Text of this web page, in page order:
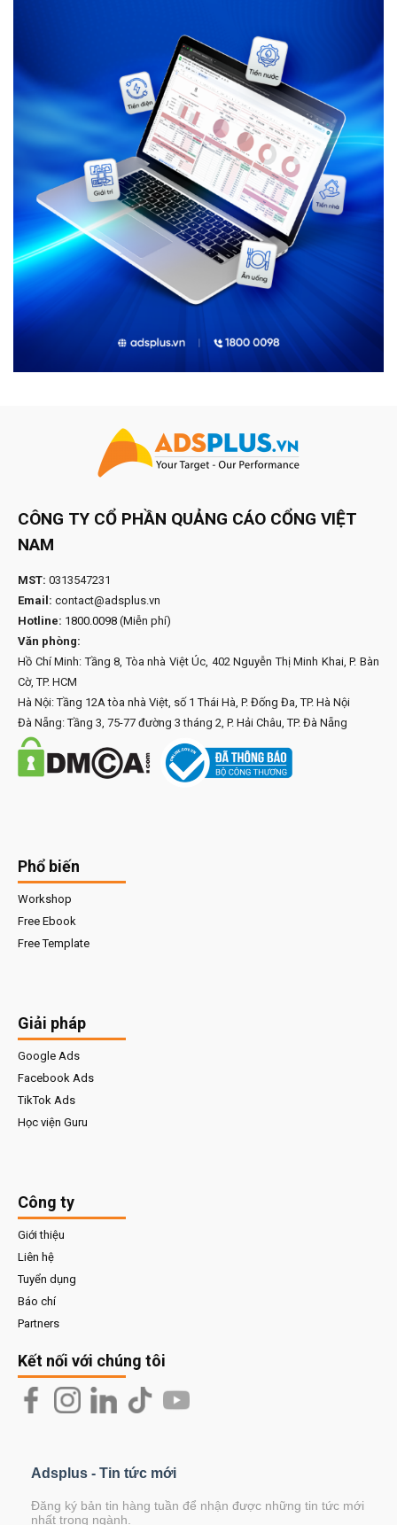
CÔNG TY CỔ PHẦN QUẢNG CÁO CỔNG VIỆT
NAM
MST: 0313547231
Email: contact@adsplus.vn
Hotline: 1800.0098 (Miễn phí)
Văn phòng:
Hồ Chí Minh: Tầng 8, Tòa nhà Việt Úc, 402 Nguyễn Thị Minh Khai, P. Bàn
Cờ, TP. HCM
Hà Nội: Tầng 12A tòa nhà Việt, số 1 Thái Hà, P. Đống Đa, TP. Hà Nội
Đà Nẵng: Tầng 3, 75-77 đường 3 tháng 2, P. Hải Châu, TP. Đà Nẵng
Phổ biến
Workshop
Free Ebook
Free Template
Giải pháp
Google Ads
Facebook Ads
TikTok Ads
Học viện Guru
Công ty
Giới thiệu
Liên hệ
Tuyển dụng
Báo chí
Partners
Kết nối với chúng tôi